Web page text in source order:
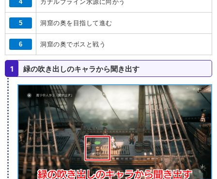
4 カナルブライン水源に向かう
5 洞窟の奥を目指して進む
6 洞窟の奥でボスと戦う
1 緑の吹き出しのキャラから聞き出す